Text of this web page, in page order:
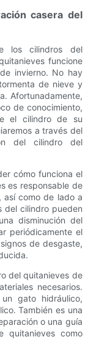
casera del
los cilindros del
funcione
invierno. No hay
de nieve y
Afortunadamente,
de conocimiento,
el cilindro de su
a través del
del cilindro del
cómo funciona el
es responsable de
así como de lado a
del cilindro pueden
disminución del
periódicamente el
de desgaste,
del quitanieves de
necesarios.
gato hidráulico,
También es una
o una guía
quitanieves como